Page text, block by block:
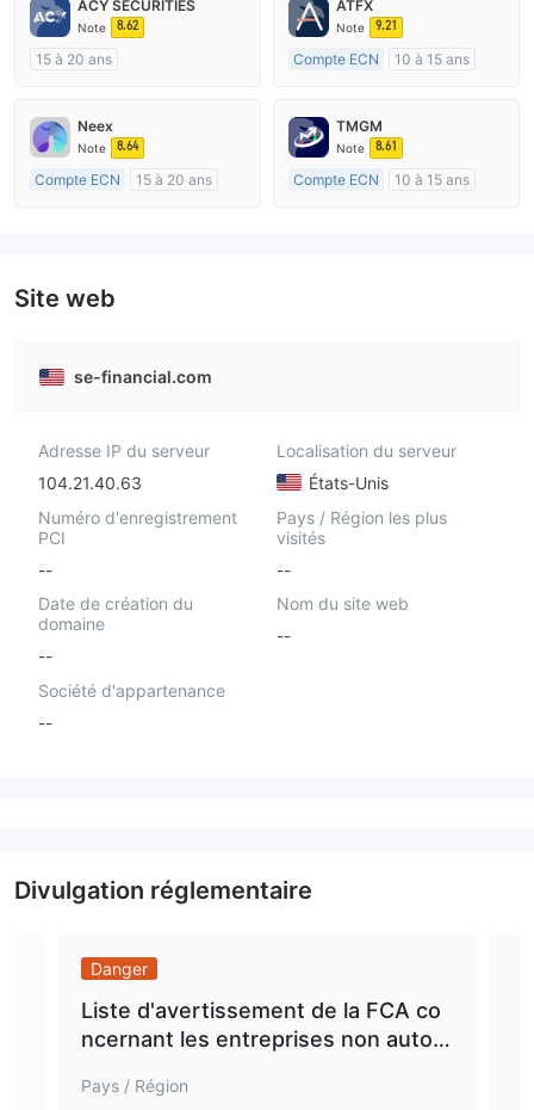
ACY SECURITIES
Note 8.62
15 à 20 ans
Market Making (MM)
Etiquette principale MT4
ATFX
Note 9.21
Compte ECN
10 à 15 ans
Market Making (MM)
Etiquette principale MT4
Neex
Note 8.64
Compte ECN
15 à 20 ans
TMGM
Note 8.61
Compte ECN
10 à 15 ans
Site web
se-financial.com
Adresse IP du serveur
104.21.40.63
Localisation du serveur
États-Unis
Numéro d'enregistrement
PCI
--
Pays / Région les plus
visités
--
Date de création du
domaine
--
Nom du site web
--
Société d'appartenance
--
Divulgation réglementaire
Danger
Liste d'avertissement de la FCA co
ncernant les entreprises non autori
se-financial.com.
Pays / Région